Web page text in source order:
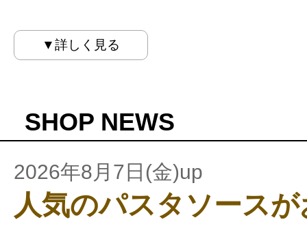
▼詳しく見る
SHOP NEWS
2026年8月7日(金)up
人気のパスタソース